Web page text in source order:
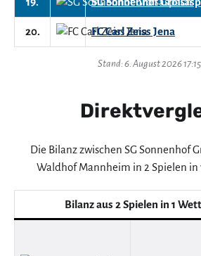
20. FC Carl Zeiss Jena
Stand: 6. August 2026
Die Bilanz zwischen SG Sonnenhof
Waldhof Mannheim in 2 Spielen in
Bilanz aus 2 Spielen in 1